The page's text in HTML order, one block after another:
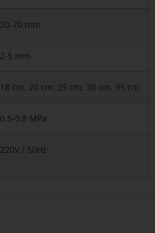
20-70 mm
2-5 mm
18 cm, 20 cm, 25 cm, 30 cm, 35 cm
0.5-0.8 MPa
220V / 50Hz